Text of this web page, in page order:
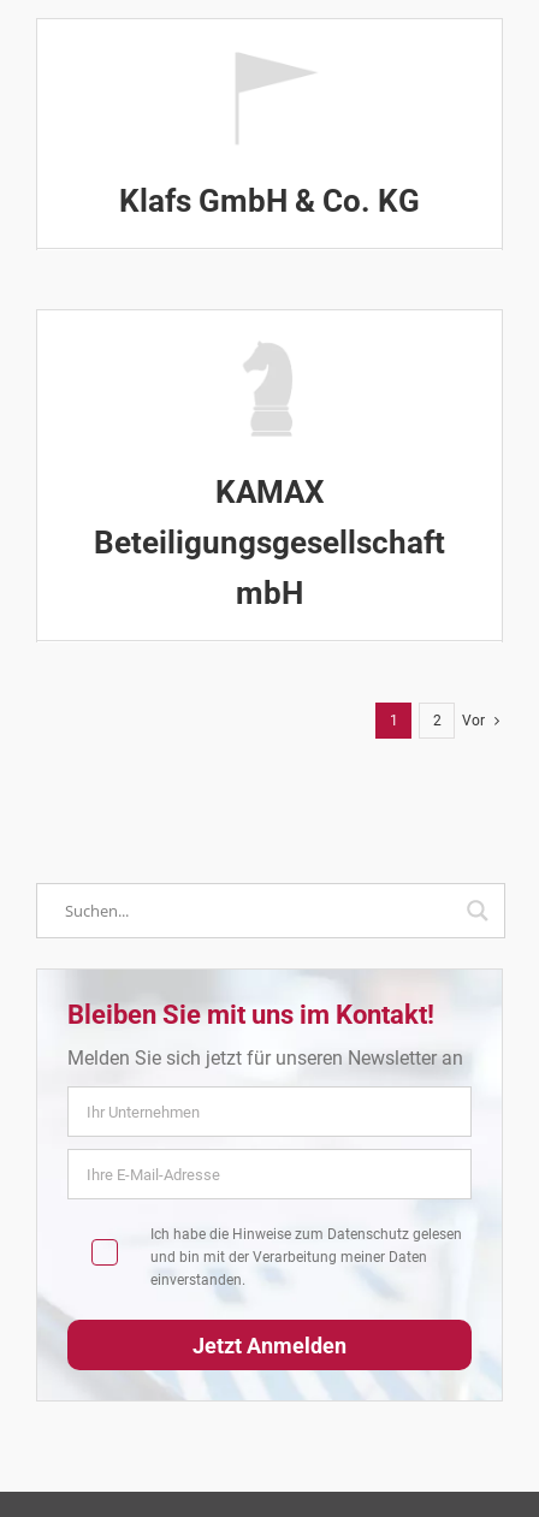
Klafs GmbH & Co. KG
KAMAX
Beteiligungsgesellschaft
mbH
1 2 Vor
Bleiben Sie mit uns im Kontakt!
Melden Sie sich jetzt für unseren Newsletter an
Ich habe die Hinweise zum Datenschutz gelesen
und bin mit der Verarbeitung meiner Daten
einverstanden.